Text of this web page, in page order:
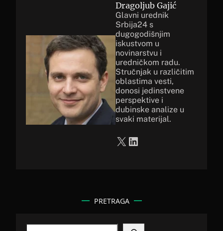
Dragoljub Gajić
Glavni urednik
Srbija24 s
dugogodišnjim
iskustvom u
novinarstvu i
uredničkom radu.
Stručnjak u različitim
oblastima vesti,
donosi jedinstvene
perspektive i
dubinske analize u
svaki materijal.
X LinkedIn
PRETRAGA